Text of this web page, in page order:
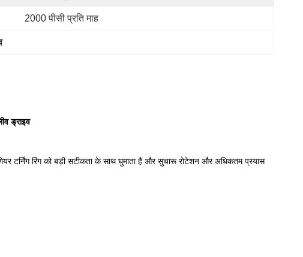
2000 पीसी प्रति माह
ड्राइव
टर्निंग रिंग को बड़ी सटीकता के साथ घुमाता है और सुचारू रोटेशन और अधिकतम प्रयास